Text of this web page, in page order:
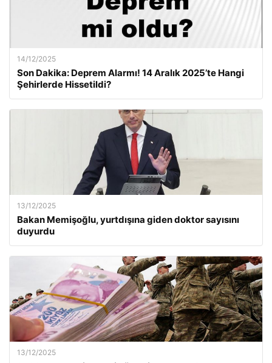
14/12/2025
Son Dakika: Deprem Alarmı! 14 Aralık 2025’te Hangi
Şehirlerde Hissetildi?
13/12/2025
Bakan Memişoğlu, yurtdışına giden doktor sayısını
duyurdu
13/12/2025